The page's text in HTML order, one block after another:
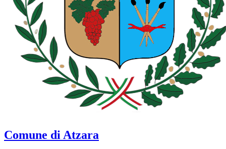
Comune di Atzara